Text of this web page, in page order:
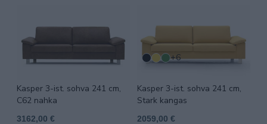
Kasper 3-ist. sohva 241 cm,
C62 nahka
3162,00 €
+6
Kasper 3-ist. sohva 241 cm,
Stark kangas
2059,00 €